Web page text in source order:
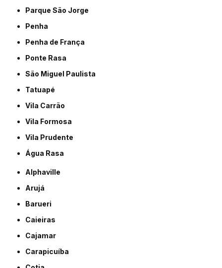
Parque São Jorge
Penha
Penha de França
Ponte Rasa
São Miguel Paulista
Tatuapé
Vila Carrão
Vila Formosa
Vila Prudente
Água Rasa
Alphaville
Arujá
Barueri
Caieiras
Cajamar
Carapicuíba